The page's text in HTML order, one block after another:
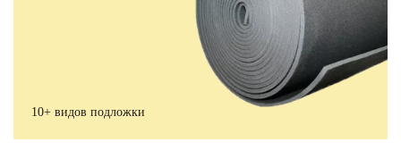
10+ видов подложки